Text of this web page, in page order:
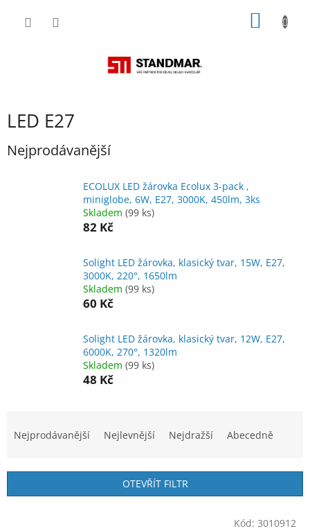
LED E27
Nejprodávanější
ECOLUX LED žárovka Ecolux 3-pack ,
miniglobe, 6W, E27, 3000K, 450lm, 3ks
Skladem (99 ks)
82 Kč
Solight LED žárovka, klasický tvar, 15W, E27,
3000K, 220°, 1650lm
Skladem (99 ks)
60 Kč
Solight LED žárovka, klasický tvar, 12W, E27,
6000K, 270°, 1320lm
Skladem (99 ks)
48 Kč
í
Nejprodávanější Nejlevnější Nejdražší Abecedně
OTEVŘÍT FILTR
Kód: 3010912